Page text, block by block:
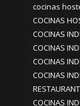
cocinas
COCINAS
COCINAS
COCINAS
COCINAS
COCINAS
COCINAS